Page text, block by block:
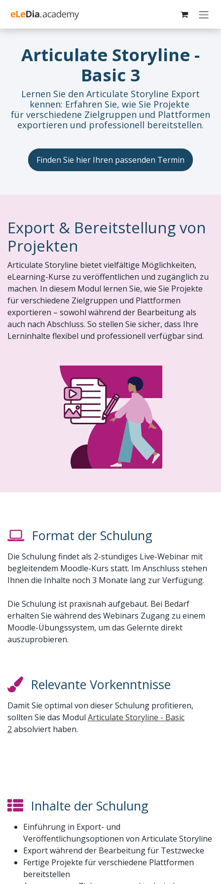
Articulate Storyline -
Basic 3
Lernen Sie den Articulate Storyline Export
kennen: Erfahren Sie, wie Sie Projekte
für verschiedene Zielgruppen und Plattformen
exportieren und professionell bereitstellen.
Finden Sie hier Ihren passenden Termin
Export & Bereitstellung von
Projekten
Articulate Storyline bietet vielfältige Möglichkeiten,
eLearning-Kurse zu veröffentlichen und zugänglich zu
machen. In diesem Modul lernen Sie, wie Sie Projekte
für verschiedene Zielgruppen und Plattformen
exportieren – sowohl während der Bearbeitung als
auch nach Abschluss. So stellen Sie sicher, dass Ihre
Lerninhalte flexibel und professionell verfügbar sind.
Format der Schulung
Die Schulung findet als 2-stündiges Live-Webinar mit
begleitendem Moodle-Kurs statt. Im Anschluss stehen
Ihnen die Inhalte noch 3 Monate lang zur Verfügung.
Die Schulung ist praxisnah aufgebaut. Bei Bedarf
erhalten Sie während des Webinars Zugang zu einem
Moodle-Übungssystem, um das Gelernte direkt
auszuprobieren.
Relevante Vorkenntnisse
Damit Sie optimal von dieser Schulung profitieren,
sollten Sie das Modul Articulate Storyline - Basic
2 absolviert haben.
Inhalte der Schulung
Einführung in Export- und
Veröffentlichungsoptionen von Articulate Storyline
Export während der Bearbeitung für Testzwecke
Fertige Projekte für verschiedene Plattformen
bereitstellen